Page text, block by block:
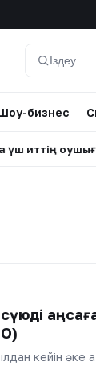
Іздеу
бизнес
оқушыға
кейін әке